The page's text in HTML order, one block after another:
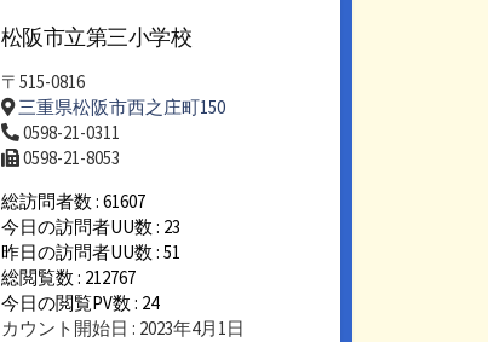
松阪市立第三小学校
〒515-0816
三重県松阪市西之庄町150
0598-21-0311
0598-21-8053
総訪問者数 : 61607
今日の訪問者UU数 : 23
昨日の訪問者UU数 : 51
総閲覧数 : 212767
今日の閲覧PV数 : 24
カウント開始日 : 2023年4月1日